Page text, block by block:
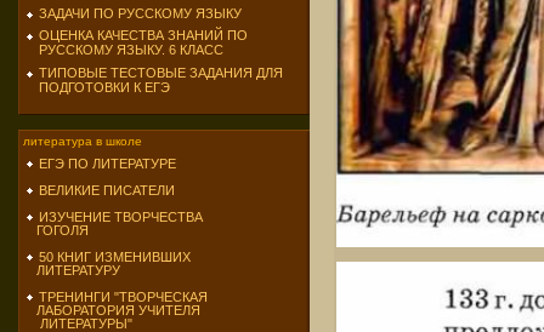
ЗАДАЧИ ПО РУССКОМУ ЯЗЫКУ
ОЦЕНКА КАЧЕСТВА ЗНАНИЙ ПО
РУССКОМУ ЯЗЫКУ. 6 КЛАСС
ТИПОВЫЕ ТЕСТОВЫЕ ЗАДАНИЯ ДЛЯ
ПОДГОТОВКИ К ЕГЭ
литература в школе
ЕГЭ ПО ЛИТЕРАТУРЕ
ВЕЛИКИЕ ПИСАТЕЛИ
ИЗУЧЕНИЕ ТВОРЧЕСТВА
ГОГОЛЯ
50 КНИГ ИЗМЕНИВШИХ
ЛИТЕРАТУРУ
ТРЕНИНГИ "ТВОРЧЕСКАЯ
ЛАБОРАТОРИЯ УЧИТЕЛЯ
ЛИТЕРАТУРЫ"